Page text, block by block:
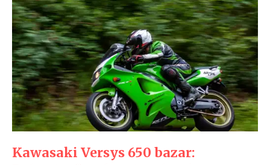
Kawasaki Versys 650 bazar: